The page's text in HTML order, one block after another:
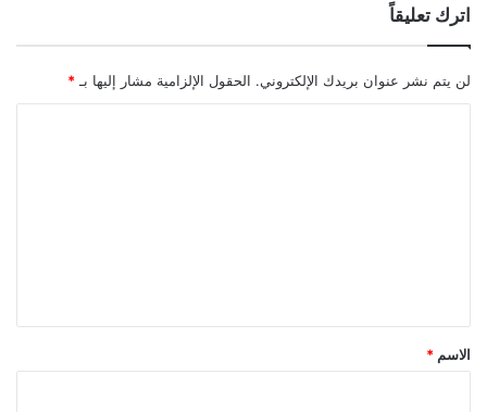
اترك تعليقاً
لن يتم نشر عنوان بريدك الإلكتروني. الحقول الإلزامية مشار إليها بـ *
*
الاسم *